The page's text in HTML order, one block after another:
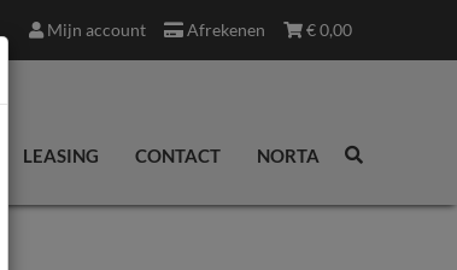
€0,00
Afrekenen
Mijn account
LEASING CONTACT NORTA